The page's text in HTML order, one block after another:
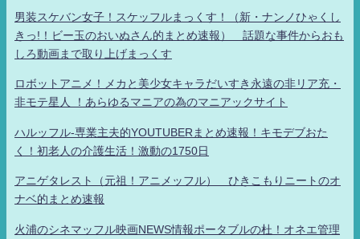
男装スケバン女子！スケッフルまっくす！（新・ナンノひゃくし
きっ!！ビー玉のおいぬさん的まとめ速報） 話題な事件からおも
しろ動画まで取り上げまっくす
ロボットアニメ！メカと美少女キャラだいすき永遠の非リア充・
非モテ星人 ！あらゆるマニアの為のマニアックサイト
ハルッフル-専業主夫的YOUTUBERまとめ速報！キモデブおた
く！初老人の介護生活！激動の1750日
アニゲタレスト（元祖！アニメッフル） ひきこもりニートのオ
ナベ的まとめ速報
火浦のシネマッフル映画NEWS情報ポータブルの杜！オネエ管理